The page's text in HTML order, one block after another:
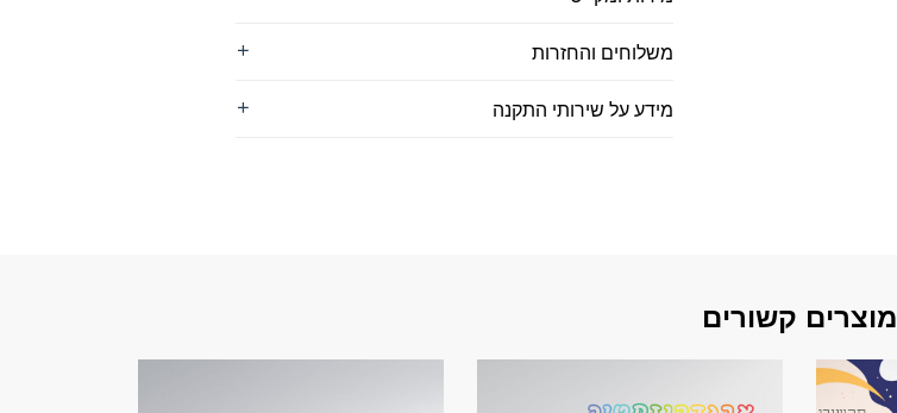
משלוחים והחזרות
מידע על שירותי התקנה
מוצרים קשורים